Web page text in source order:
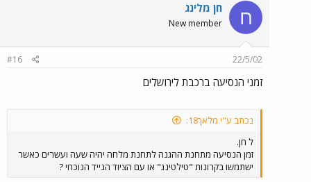
ח חן מלינג
New member
22/5/02
#16
זמני הנסיעה ברכבת לירושלים
נכתב ע"י מלאך18:
ל חן.
זמן הנסיעה מתחנת ההגנה לתחנת מלחה יהיה שעה ועשרים כאשר
ישתמשו בקרונות "טילטינג" או עם הציוד הנייד הנוכחי ?